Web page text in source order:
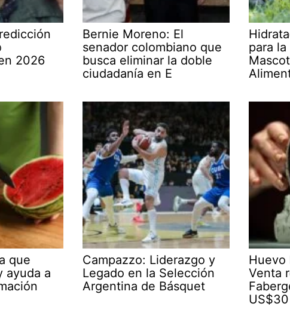
2026
Bernie Moreno: El
senador colombiano que
busca eliminar la doble
ciudadanía en E
para
que
ayuda a
Campazzo: Liderazgo y
Legado en la Selección
Argentina de Básquet
Huevo
Venta